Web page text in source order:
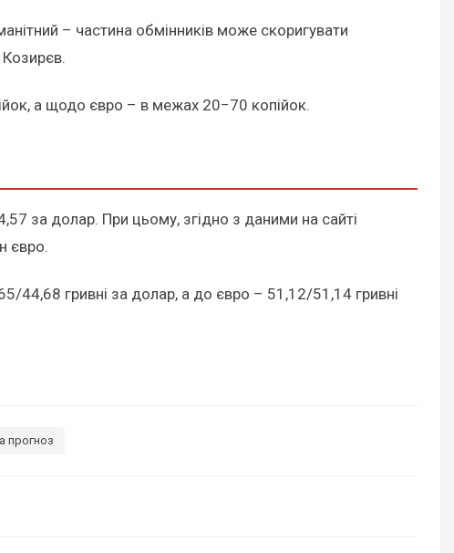
– частина обмінників може скоригувати
а щодо євро – в межах 20−70 копійок.
за долар. При цьому, згідно з даними на сайті
євро.
44,68 гривні за долар, а до євро – 51,12/51,14 гривні
прогноз